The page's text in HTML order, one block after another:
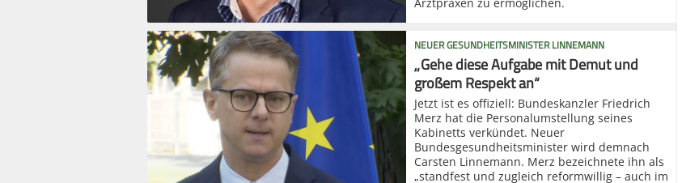
NEUER GESUNDHEITSMINISTER LINNEMANN
„Gehe diese Aufgabe mit Demut und
großem Respekt an“
Jetzt ist es offiziell: Bundeskanzler Friedrich
Merz hat die Personalumstellung seines
Kabinetts verkündet. Neuer
Bundesgesundheitsminister wird demnach
Carsten Linnemann. Merz bezeichnete ihn als
„standfest und zugleich reformwillig – auch im